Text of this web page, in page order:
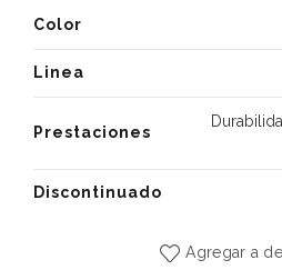
Color
Linea
Prestaciones
Discontinuado
Agregar a